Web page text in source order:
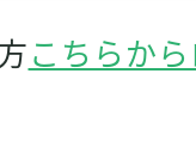
こちらか